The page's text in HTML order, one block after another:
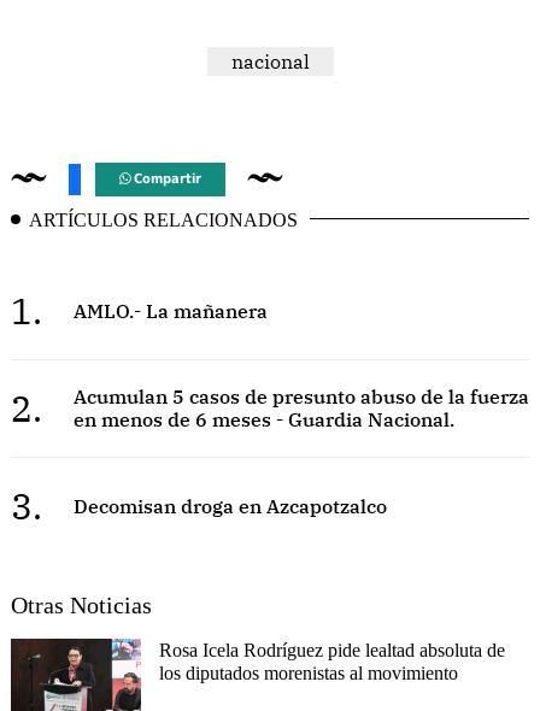
nacional
Compartir
ARTÍCULOS RELACIONADOS
1. AMLO.- La mañanera
2.
Acumulan 5 casos de presunto abuso de la fuerza
en menos de 6 meses - Guardia Nacional.
3. Decomisan droga en Azcapotzalco
Otras Noticias
Rosa Icela Rodríguez pide lealtad absoluta de
los diputados morenistas al movimiento